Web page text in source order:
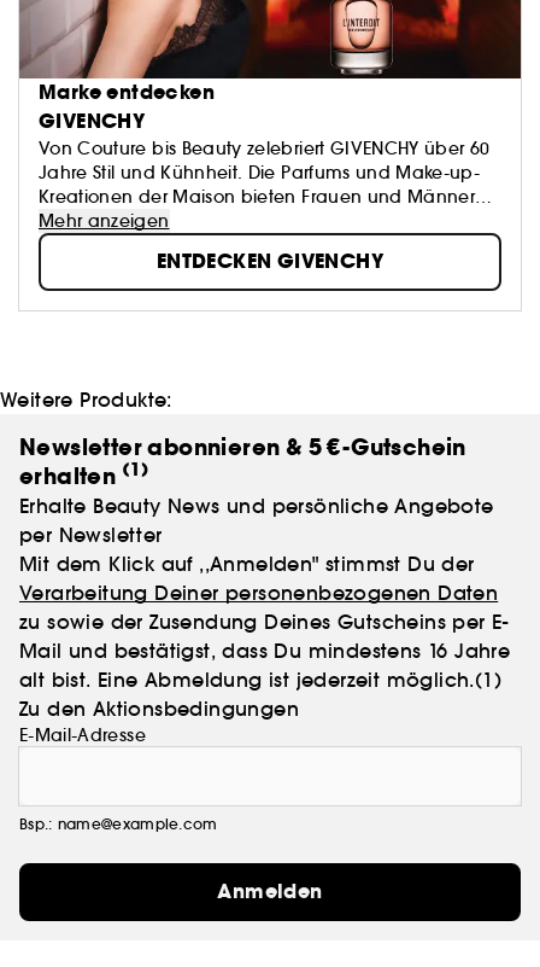
Marke entdecken
GIVENCHY
Von Couture bis Beauty zelebriert GIVENCHY über 60
Jahre Stil und Kühnheit. Die Parfums und Make-up-
Kreationen der Maison bieten Frauen und Männern
gewagte, innovative Kreationen, um sich immer
wieder neu zu erfinden. Zwischen Sinnlichkeit, Farbe
und Performance laden die zeitlosen Ikonen von
GIVENCHY dazu ein, die eigene Persönlichkeit zu
unterstreichen – magnetisch und unvergesslich.
Mehr anzeigen
ENTDECKEN GIVENCHY
Weitere Produkte:
Newsletter abonnieren & 5 €-Gutschein
erhalten (1)
Erhalte Beauty News und persönliche Angebote
per Newsletter
Mit dem Klick auf ,,Anmelden" stimmst Du der
Verarbeitung Deiner personenbezogenen Daten
zu sowie der Zusendung Deines Gutscheins per E-
Mail und bestätigst, dass Du mindestens 16 Jahre
alt bist. Eine Abmeldung ist jederzeit möglich.(1)
Zu den Aktionsbedingungen
E-Mail-Adresse
Bsp.: name@example.com
Anmelden